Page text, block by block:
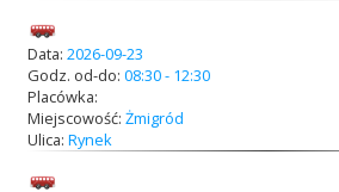
Data: 2026-09-23
Godz. od-do: 08:30 - 12:30
Placówka:
Miejscowość: Żmigród
Ulica: Rynek